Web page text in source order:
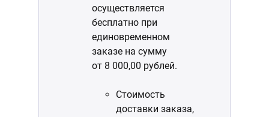
осуществляется
бесплатно при
единовременном
заказе на сумму
от 8 000,00 рублей.
Стоимость
доставки заказа,